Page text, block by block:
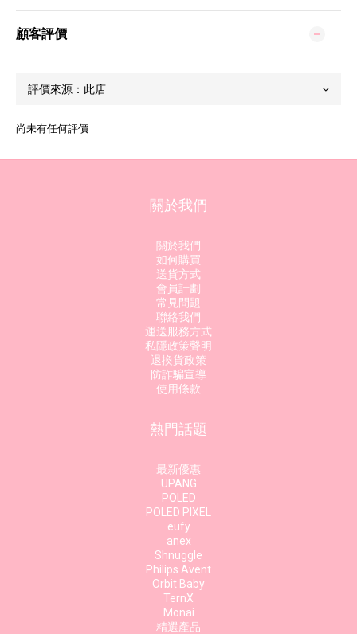
顧客評價
尚未有任何評價
關於我們
關於我們
如何購買
送貨方式
會員計劃
常見問題
聯絡我們
運送服務方式
私隱政策聲明
退換貨政策
防詐騙宣導
使用條款
熱門話題
最新優惠
UPANG
POLED
POLED PIXEL
eufy
anex
Shnuggle
Philips Avent
Orbit Baby
TernX
Monai
精選產品